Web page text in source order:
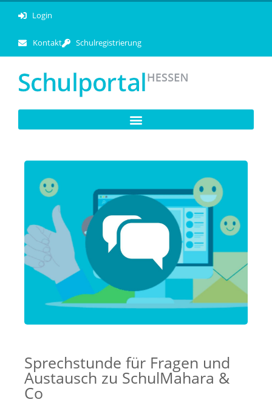
Login
Kontakt Schulregistrierung
Sprechstunde für Fragen und
Austausch zu SchulMahara &
Co